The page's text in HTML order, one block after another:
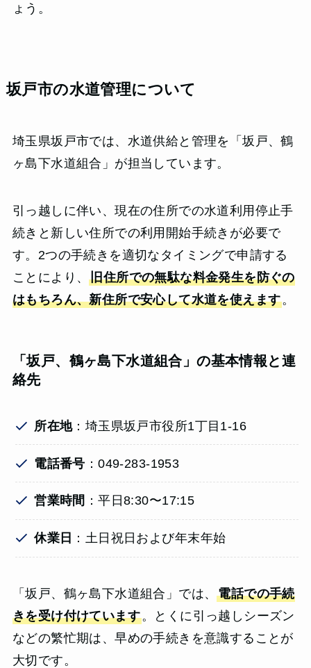
ょう。
坂戸市の水道管理について
埼玉県坂戸市では、水道供給と管理を「坂戸、鶴
ヶ島下水道組合」が担当しています。
引っ越しに伴い、現在の住所での水道利用停止手
続きと新しい住所での利用開始手続きが必要で
す。2つの手続きを適切なタイミングで申請する
ことにより、旧住所での無駄な料金発生を防ぐの
はもちろん、新住所で安心して水道を使えます。
「坂戸、鶴ヶ島下水道組合」の基本情報と連
絡先
所在地：埼玉県坂戸市役所1丁目1-16
電話番号 ：049-283-1953
営業時間 ：平日8:30〜17:15
休業日 ：土日祝日および年末年始
「坂戸、鶴ヶ島下水道組合」では、電話での手続
きを受け付けています。とくに引っ越しシーズン
などの繁忙期は、早めの手続きを意識することが
大切です。